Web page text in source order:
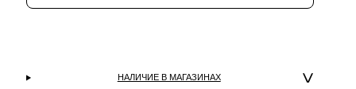
НАЛИЧИЕ В МАГАЗИНАХ